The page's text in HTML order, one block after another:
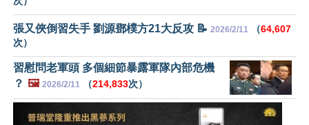
張又俠倒習失手 劉源鄧樸方21大反攻 📝 2026/2/11 （64,607
次）
習慰問老軍頭 多個細節暴露軍隊內部危機
？ 🖼️ 2026/2/11 （214,833次）